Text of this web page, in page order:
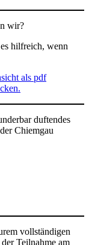
wir?
hilfreich, wenn
als pdf
duftendes
Chiemgau
vollständigen
Teilnahme am